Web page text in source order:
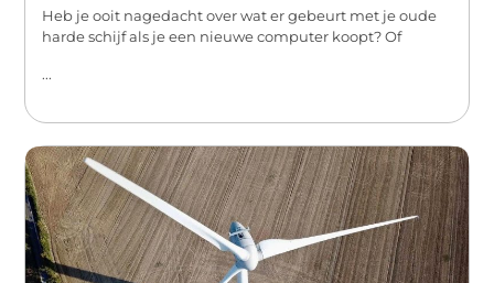
Heb je ooit nagedacht over wat er gebeurt met je oude
harde schijf als je een nieuwe computer koopt? Of
...